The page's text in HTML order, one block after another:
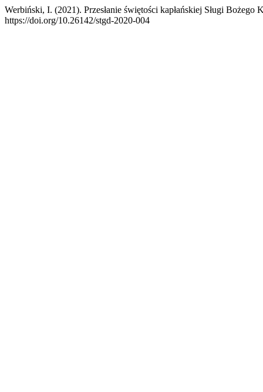
Werbiński, I. (2021). Przesłanie świętości kapłańskiej Sługi Bożego
https://doi.org/10.26142/stgd-2020-004